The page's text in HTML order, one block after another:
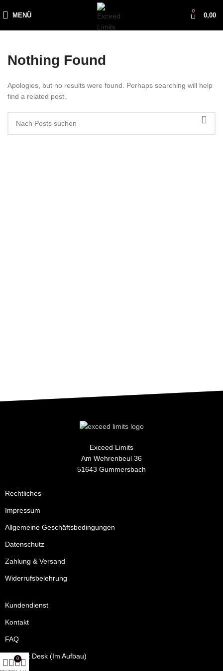
MENÜ
0
0,00
Nothing Found
Apologies, but no results were found. Perhaps searching will help
find a related post.
Exceed Limits
Am Wehrenbeul 36
51643 Gummersbach
Rechtliches
Impressum
Allgemeine Geschäftsbedingungen
Datenschutz
Zahlung & Versand
Widerrufsbelehrung
Kundendienst
Kontakt
FAQ
Support Desk (Im Aufbau)
0